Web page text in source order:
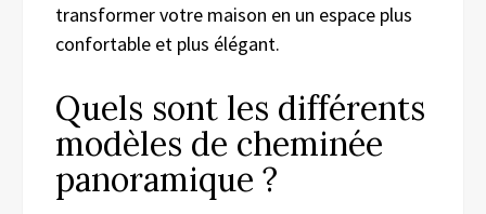
transformer votre maison en un espace plus
confortable et plus élégant.
Quels sont les différents
modèles de cheminée
panoramique ?